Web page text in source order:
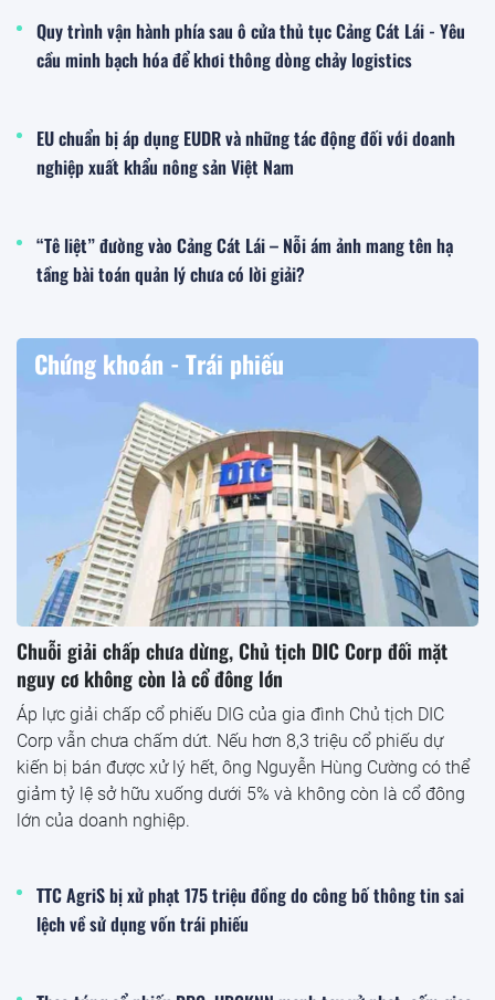
Quy trình vận hành phía sau ô cửa thủ tục Cảng Cát Lái - Yêu
cầu minh bạch hóa để khơi thông dòng chảy logistics
EU chuẩn bị áp dụng EUDR và những tác động đối với doanh
nghiệp xuất khẩu nông sản Việt Nam
“Tê liệt” đường vào Cảng Cát Lái – Nỗi ám ảnh mang tên hạ
tầng bài toán quản lý chưa có lời giải?
Chứng khoán - Trái phiếu
Chuỗi giải chấp chưa dừng, Chủ tịch DIC Corp đối mặt
nguy cơ không còn là cổ đông lớn
Áp lực giải chấp cổ phiếu DIG của gia đình Chủ tịch DIC
Corp vẫn chưa chấm dứt. Nếu hơn 8,3 triệu cổ phiếu dự
kiến bị bán được xử lý hết, ông Nguyễn Hùng Cường có thể
giảm tỷ lệ sở hữu xuống dưới 5% và không còn là cổ đông
lớn của doanh nghiệp.
TTC AgriS bị xử phạt 175 triệu đồng do công bố thông tin sai
lệch về sử dụng vốn trái phiếu